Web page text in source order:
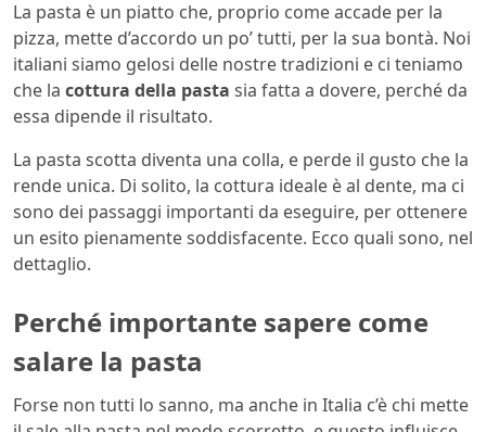
La pasta è un piatto che, proprio come accade per la
pizza, mette d’accordo un po’ tutti, per la sua bontà. Noi
italiani siamo gelosi delle nostre tradizioni e ci teniamo
che la cottura della pasta sia fatta a dovere, perché da
essa dipende il risultato.
La pasta scotta diventa una colla, e perde il gusto che la
rende unica. Di solito, la cottura ideale è al dente, ma ci
sono dei passaggi importanti da eseguire, per ottenere
un esito pienamente soddisfacente. Ecco quali sono, nel
dettaglio.
Perché importante sapere come
salare la pasta
Forse non tutti lo sanno, ma anche in Italia c’è chi mette